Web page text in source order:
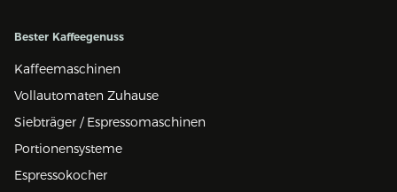
Bester Kaffeegenuss
Kaffeemaschinen
Vollautomaten Zuhause
Siebträger / Espressomaschinen
Portionensysteme
Espressokocher